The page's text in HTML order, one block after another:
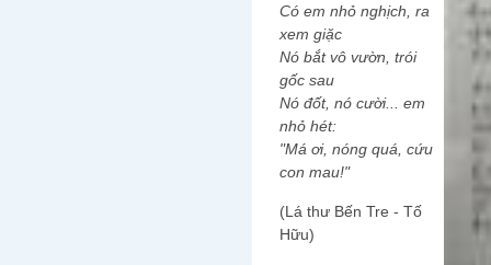
Có em nhỏ nghịch, ra
xem giặc
Nó bắt vô vườn, trói
gốc sau
Nó đốt, nó cười... em
nhỏ hét:
"Má ơi, nóng quá, cứu
con mau!"
(Lá thư Bến Tre - Tố
Hữu)